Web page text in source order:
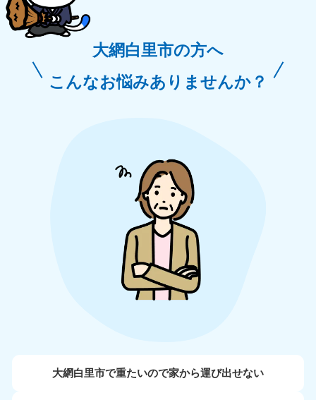
大網白里市の方へ
こんなお悩みありませんか？
大網白里市で重たいので家から運び出せない